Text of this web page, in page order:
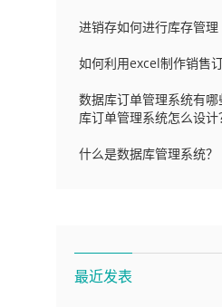
进销存如何进行库存管理
如何利用excel制作销售
数据库订单管理系统有
库订单管理系统怎么设计
什么是数据库管理系统？
最近发表